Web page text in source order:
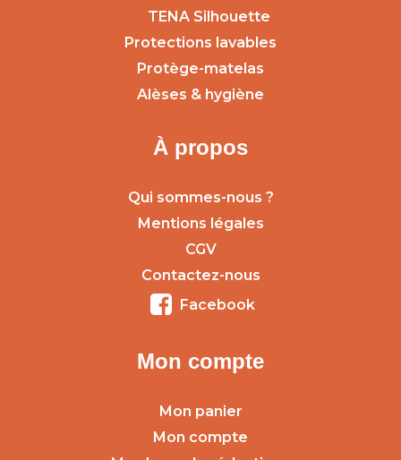
TENA Silhouette
Protections lavables
Protège-matelas
Alèses & hygiène
À propos
Qui sommes-nous ?
Mentions légales
CGV
Contactez-nous
Facebook
Mon compte
Mon panier
Mon compte